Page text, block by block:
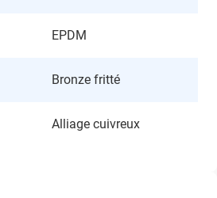
EPDM
Bronze fritté
Alliage cuivreux